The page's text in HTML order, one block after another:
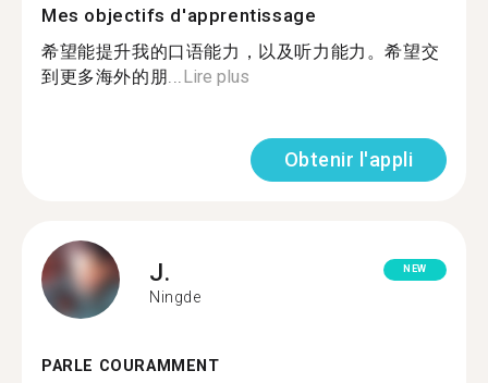
Mes objectifs d'apprentissage
希望能提升我的口语能力，以及听力能力。希望交
到更多海外的朋...Lire plus
Obtenir l'appli
J.
Ningde
NEW
PARLE COURAMMENT